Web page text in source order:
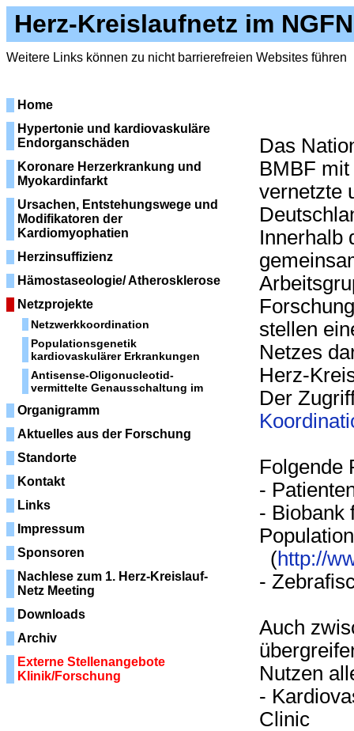
Herz-Kreislaufnetz im NGFN
Weitere Links können zu nicht barrierefreien Websites führen
Home
Hypertonie und kardiovaskuläre
Endorganschäden
Koronare Herzerkrankung und
Myokardinfarkt
Ursachen, Entstehungswege und
Modifikatoren der
Kardiomyophatien
Herzinsuffizienz
Hämostaseologie/ Atherosklerose
Netzprojekte
Netzwerkkoordination
Populationsgenetik
kardiovaskulärer Erkrankungen
Antisense-Oligonucleotid-
vermittelte Genausschaltung im
Organigramm
Aktuelles aus der Forschung
Standorte
Kontakt
Links
Impressum
Sponsoren
Nachlese zum 1. Herz-Kreislauf-
Netz Meeting
Downloads
Archiv
Externe Stellenangebote
Klinik/Forschung
Das
BMBF
vernetzte
Innerhalb
stellen
Netzes
Herz-
Der
Folgende
-
- Biobank
(http://
-
Auch
Nutzen
-
Clinic